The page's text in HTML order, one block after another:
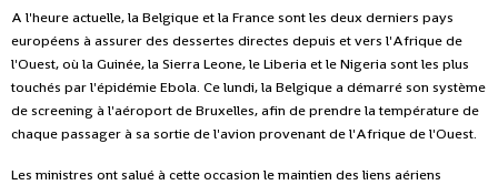
A l'heure actuelle, la Belgique et la France sont les deux derniers pays
européens à assurer des dessertes directes depuis et vers l'Afrique de
l'Ouest, où la Guinée, la Sierra Leone, le Liberia et le Nigeria sont les plus
touchés par l'épidémie Ebola. Ce lundi, la Belgique a démarré son système
de screening à l'aéroport de Bruxelles, afin de prendre la température de
chaque passager à sa sortie de l'avion provenant de l'Afrique de l'Ouest.
Les ministres ont salué à cette occasion le maintien des liens aériens